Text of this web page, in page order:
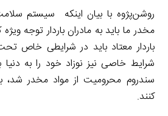
روشن‌پژوه با بیان اینکه سیستم
مخدر ما باید به مادران باردار توجه
باردار معتاد باید در شرایطی خاص
شرایط خاصی نیز نوزاد خود را به دنیا
سندروم محرومیت از مواد مخدر شد،
کنند.